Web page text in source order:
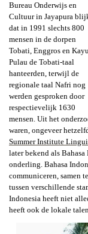
Bureau Onderwijs en
Cultuur in Jayapura
dat in 1991 slechts 800
mensen in de dorpen
Tobati, Enggros en
Pulau de Tobati-taal
hanteerden, terwijl de
regionale taal Nafri nog
werden gesproken door
respectievelijk 1630
mensen. Uit het
waren, ongeveer
Summer Institute
later bekend als
onderling. Bahasa
communiceren, samen
tussen verschillende
Indonesia heeft niet
heeft ook de lokale